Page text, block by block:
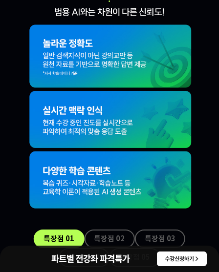
특장점 01 특장점 02 특장점 03
특장점 04 특장점 0